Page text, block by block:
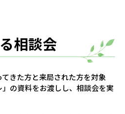
相談会
きた方と来局された方を対象
の資料をお渡しし、相談会を実